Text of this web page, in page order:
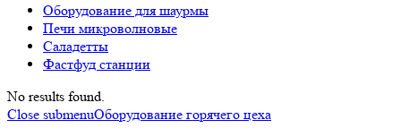
Оборудование для шаурмы
Печи микроволновые
Саладетты
Фастфуд станции
No results found.
Close submenuОборудование горячего цеха